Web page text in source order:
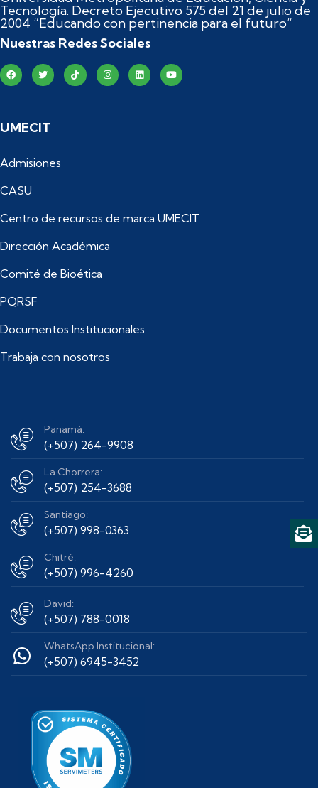
Tecnología. Decreto Ejecutivo 575 del 21 de julio de
2004 “Educando con pertinencia para el futuro”
Nuestras Redes Sociales
UMECIT
Admisiones
CASU
Centro de recursos de marca UMECIT
Dirección Académica
Comité de Bioética
PQRSF
Documentos Institucionales
Trabaja con nosotros
Panamá:
(+507) 264-9908
La Chorrera:
(+507) 254-3688
Santiago:
(+507) 998-0363
Chitré:
(+507) 996-4260
David:
(+507) 788-0018
WhatsApp Institucional:
(+507) 6945-3452